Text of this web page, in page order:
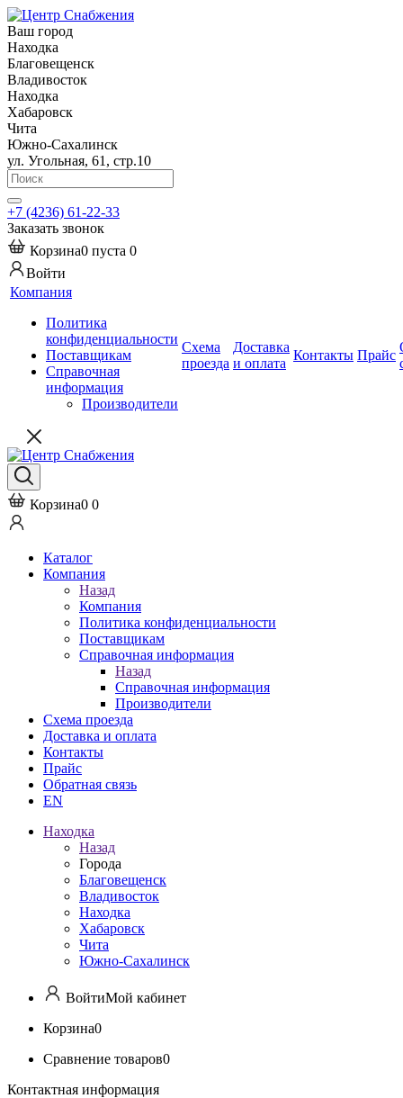
Ваш город
Находка
Благовещенск
Владивосток
Находка
Хабаровск
Чита
Южно-Сахалинск
ул. Угольная, 61, стр.10
+7 (4236) 61-22-33
Заказать звонок
Корзина0 пуста 0
Войти
Компания
Политика
конфиденциальности
Поставщикам
Справочная
информация
Производители
Схема
проезда
Доставка
и оплата
Контакты Прайс
Корзина0 0
Каталог
Компания
Назад
Компания
Политика конфиденциальности
Поставщикам
Справочная информация
Назад
Справочная информация
Производители
Схема проезда
Доставка и оплата
Контакты
Прайс
Обратная связь
EN
Находка
Назад
Города
Благовещенск
Владивосток
Находка
Хабаровск
Чита
Южно-Сахалинск
ВойтиМой кабинет
Корзина0
Сравнение товаров0
Контактная информация